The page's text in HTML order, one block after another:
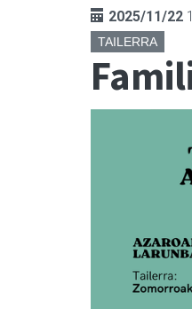
2025/11/22
TAILERRA